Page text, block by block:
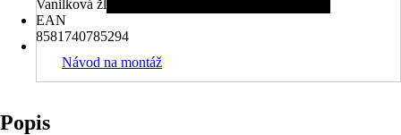
Vanilková žltá
EAN
8581740785294
Návod na montáž
Popis